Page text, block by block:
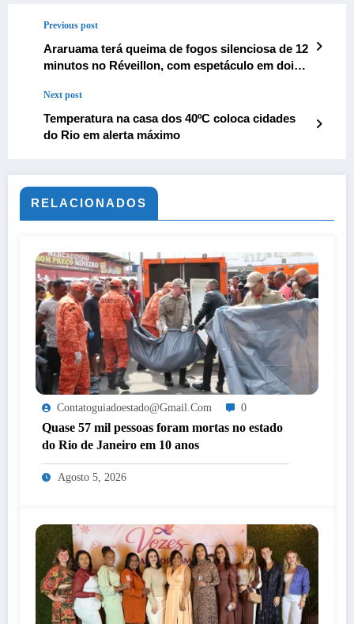
Previous post
Araruama terá queima de fogos silenciosa de 12
minutos no Réveillon, com espetáculo em dois
Next post
Temperatura na casa dos 40ºC coloca cidades
do Rio em alerta máximo
RELACIONADOS
Contatoguiadoestado@gmail.com 0
Quase 57 mil pessoas foram mortas no estado
do Rio de Janeiro em 10 anos
Agosto 5, 2026